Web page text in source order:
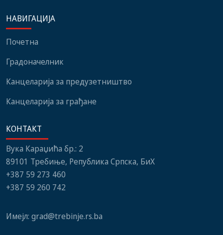
институција, локалних
заједница и грађани
НАВИГАЦИЈА
Почетна
Градоначелник
Канцеларија за предузетништво
Канцеларија за грађане
КОНТАКТ
Вука Караџића бр.: 2
89101 Требиње, Република Српска, БиХ
+387 59 273 460
+387 59 260 742
Имејл: grad@trebinje.rs.ba